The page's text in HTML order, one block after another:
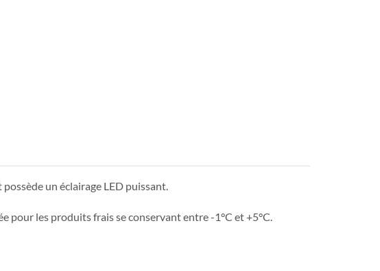
un éclairage LED puissant.
pour les produits frais se conservant entre -1°C et +5°C.